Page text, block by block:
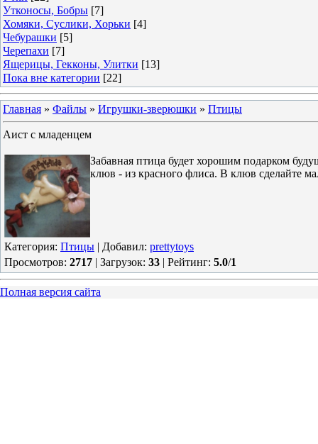
Утконосы, Бобры [7]
Хомяки, Суслики, Хорьки [4]
Чебурашки [5]
Черепахи [7]
Ящерицы, Гекконы, Улитки [13]
Пока вне категории [22]
Главная » Файлы » Игрушки-зверюшки » Птицы
Аист с младенцем
Забавная птица будет хорошим подарком
клюв - из красного флиса. В клюв сделайте
Категория: Птицы | Добавил: prettytoys
Просмотров: 2717 | Загрузок: 33 | Рейтинг: 5.0/1
Полная версия сайта